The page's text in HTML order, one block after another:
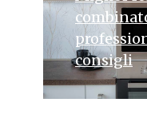
consigli